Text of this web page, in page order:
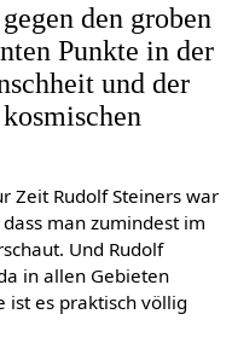
den groben
Punkte in der
und der
Zeit Rudolf Steiners war
man zumindest im
Und Rudolf
in allen Gebieten
ist es praktisch völlig